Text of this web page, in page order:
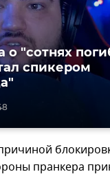
о "сотнях
спикером
пранкера